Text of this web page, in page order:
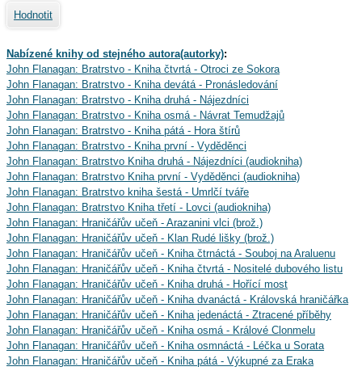
Hodnotit
Nabízené knihy od stejného autora(autorky):
John Flanagan: Bratrstvo - Kniha čtvrtá - Otroci ze Sokora
John Flanagan: Bratrstvo - Kniha devátá - Pronásledování
John Flanagan: Bratrstvo - Kniha druhá - Nájezdníci
John Flanagan: Bratrstvo - Kniha osmá - Návrat Temudžajů
John Flanagan: Bratrstvo - Kniha pátá - Hora štírů
John Flanagan: Bratrstvo - Kniha první - Vyděděnci
John Flanagan: Bratrstvo Kniha druhá - Nájezdníci (audiokniha)
John Flanagan: Bratrstvo Kniha první - Vyděděnci (audiokniha)
John Flanagan: Bratrstvo kniha šestá - Umrlčí tváře
John Flanagan: Bratrstvo Kniha třetí - Lovci (audiokniha)
John Flanagan: Hraničářův učeň - Arazanini vlci (brož.)
John Flanagan: Hraničářův učeň - Klan Rudé lišky (brož.)
John Flanagan: Hraničářův učeň - Kniha čtrnáctá - Souboj na Araluenu
John Flanagan: Hraničářův učeň - Kniha čtvrtá - Nositelé dubového listu
John Flanagan: Hraničářův učeň - Kniha druhá - Hořící most
John Flanagan: Hraničářův učeň - Kniha dvanáctá - Královská hraničářka
John Flanagan: Hraničářův učeň - Kniha jedenáctá - Ztracené příběhy
John Flanagan: Hraničářův učeň - Kniha osmá - Králové Clonmelu
John Flanagan: Hraničářův učeň - Kniha osmnáctá - Léčka u Sorata
John Flanagan: Hraničářův učeň - Kniha pátá - Výkupné za Eraka